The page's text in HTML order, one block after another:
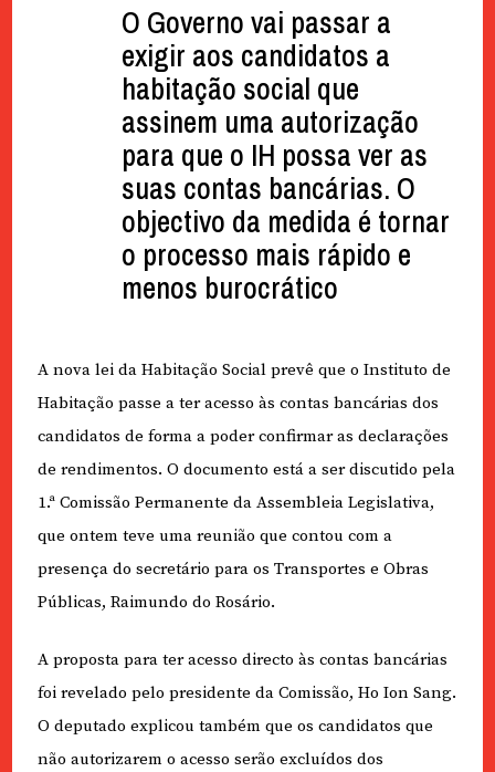
O Governo vai passar a
exigir aos candidatos a
habitação social que
assinem uma autorização
para que o IH possa ver as
suas contas bancárias. O
objectivo da medida é tornar
o processo mais rápido e
menos burocrático
A nova lei da Habitação Social prevê que o Instituto de
Habitação passe a ter acesso às contas bancárias dos
candidatos de forma a poder confirmar as declarações
de rendimentos. O documento está a ser discutido pela
1.ª Comissão Permanente da Assembleia Legislativa,
que ontem teve uma reunião que contou com a
presença do secretário para os Transportes e Obras
Públicas, Raimundo do Rosário.
A proposta para ter acesso directo às contas bancárias
foi revelado pelo presidente da Comissão, Ho Ion Sang.
O deputado explicou também que os candidatos que
não autorizarem o acesso serão excluídos dos